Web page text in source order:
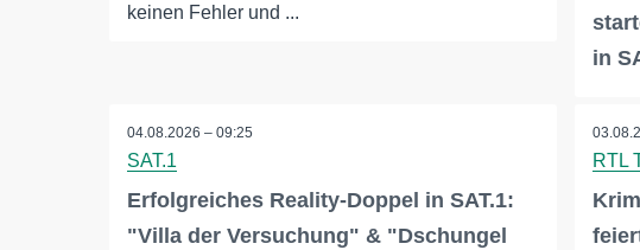
keinen Fehler und ...
in
04.08.2026 – 09:25
SAT.1
Erfolgreiches Reality-Doppel in SAT.1:
"Villa der Versuchung" & "Dschungel
RTL